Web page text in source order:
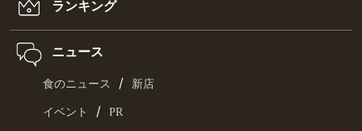
ランキング
ニュース
食のニュース / 新店
イベント / PR